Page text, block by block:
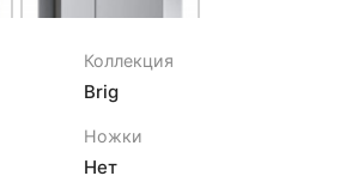
6609 ₽
Зеркальный шкаф без
подсветки сосна магия
Коллекция
Brig
Ножки
Нет